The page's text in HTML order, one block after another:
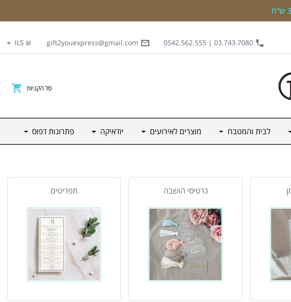
03.743.7080 | 0542.562.555
gift2youexpress@gmail.com
₪ ILS
סל הקניות
לבית והמטבח מוצרים לאירועים יודאיקה פתרונות דפוס
כרטיסי הושבה תפריטים